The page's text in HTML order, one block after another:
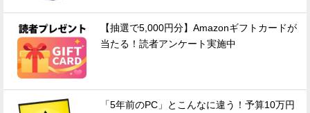
【抽選で5,000円分】Amazonギフトカードが
当たる！読者アンケート実施中
「5年前のPC」とこんなに違う！予算10万円